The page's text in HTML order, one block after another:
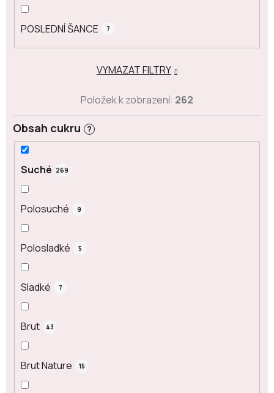
POSLEDNÍ ŠANCE 7
Obsah cukru ?
Suché 269
Polosuché 9
Polosladké 5
Sladké 7
Brut 43
Brut Nature 15
VYMAZAT FILTRY
Položek k zobrazení: 262